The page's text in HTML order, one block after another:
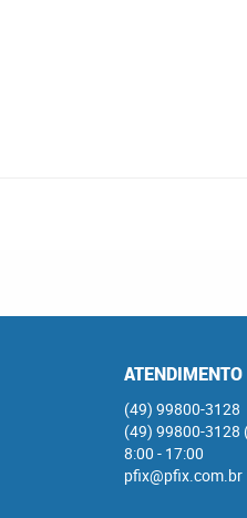
ATENDIMENTO
(49) 99800-3128
(49) 99800-3128
8:00 - 17:00
pfix@pfix.com.br